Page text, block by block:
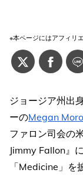
※本ページにはアフィリ
ジョージア州出
ーのMegan
ファロン司会の
Jimmy Fallon』
「Medicine」を